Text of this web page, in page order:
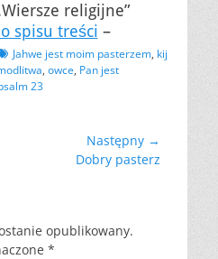
religijne”
spisu treści –
Jahwe jest moim pasterzem, kij
, owce, Pan jest
23
Następny →
Dobry pasterz
opublikowany.
*